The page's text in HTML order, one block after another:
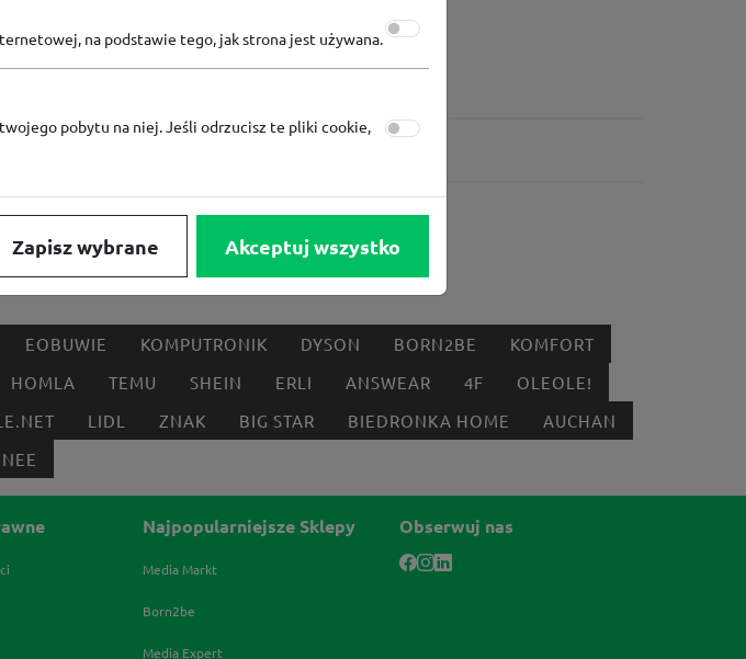
COCOLITA
EOBUWIE KOMPUTRONIK DYSON BORN2BE
KOMFORT
HOMLA TEMU SHEIN ERLI ANSWEAR 4F
OLEOLE!
LIDL ZNAK BIG STAR BIEDRONKA HOME
AUCHAN
Najpopularniejsze Sklepy
Media Markt
Born2be
Media Expert
Obserwuj nas
na podstawie tego, jak strona jest używana.
pobytu na niej. Jeśli odrzucisz te pliki cookie,
Zapisz wybrane Akceptuj wszystko